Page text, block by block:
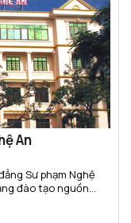
An
Sư phạm Nghệ
đào tạo nguồn
là cơ sở đào tạo,
cứu khoa...